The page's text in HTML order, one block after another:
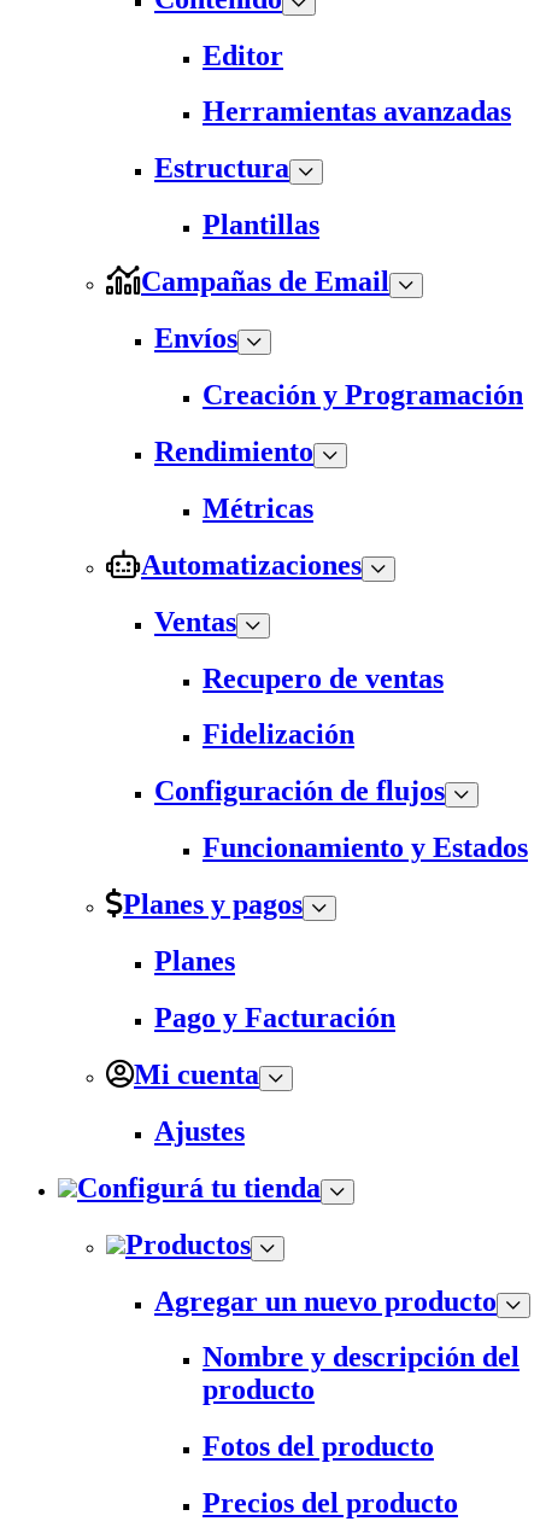
Editor
Herramientas avanzadas
Estructura
Plantillas
Campañas de Email
Envíos
Creación y Programación
Rendimiento
Métricas
Automatizaciones
Ventas
Recupero de ventas
Fidelización
Configuración de flujos
Funcionamiento y Estados
Planes y pagos
Planes
Pago y Facturación
Mi cuenta
Ajustes
Configurá tu tienda
Productos
Agregar un nuevo producto
Nombre y descripción del
producto
Fotos del producto
Precios del producto